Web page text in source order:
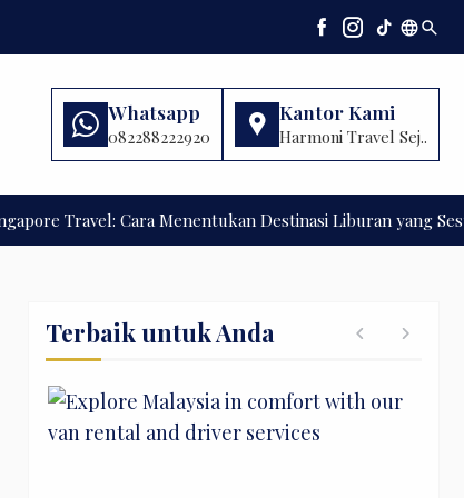
languagesearch
Whatsapp
082288222920
Kantor Kami
Harmoni Travel Sej..
Travel: Cara Menentukan Destinasi Liburan yang Sesuai
Terbaik untuk Anda